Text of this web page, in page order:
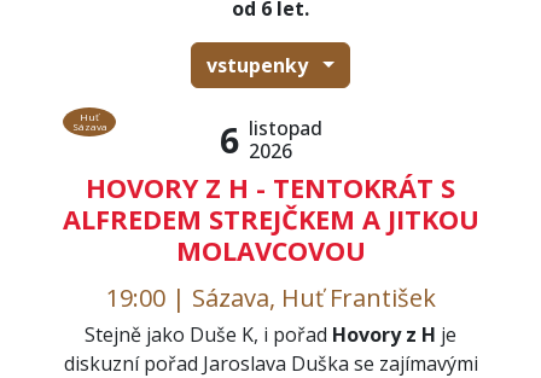
od 6 let.
vstupenky
6 listopad
2026
HOVORY Z H - TENTOKRÁT S
ALFREDEM STREJČKEM A JITKOU
MOLAVCOVOU
Huť
Sázava
19:00 | Sázava, Huť František
Stejně jako Duše K, i pořad Hovory z H je
diskuzní pořad Jaroslava Duška se zajímavými